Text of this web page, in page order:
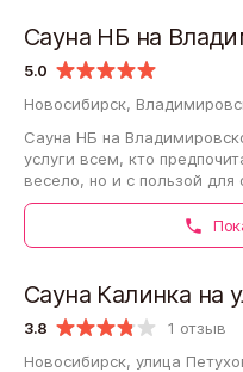
5.0
Сауна НБ на
Новосибирск,
Сауна НБ на
услуги всем, кто
весело, но и с пользой для
приглашает приятно
3.8 1 отзыв
Сауна Калинка на
Новосибирск, улица